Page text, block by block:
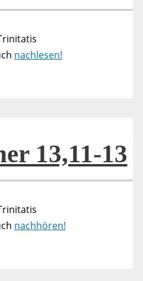
nachlesen!
13,11-13
nachhören!